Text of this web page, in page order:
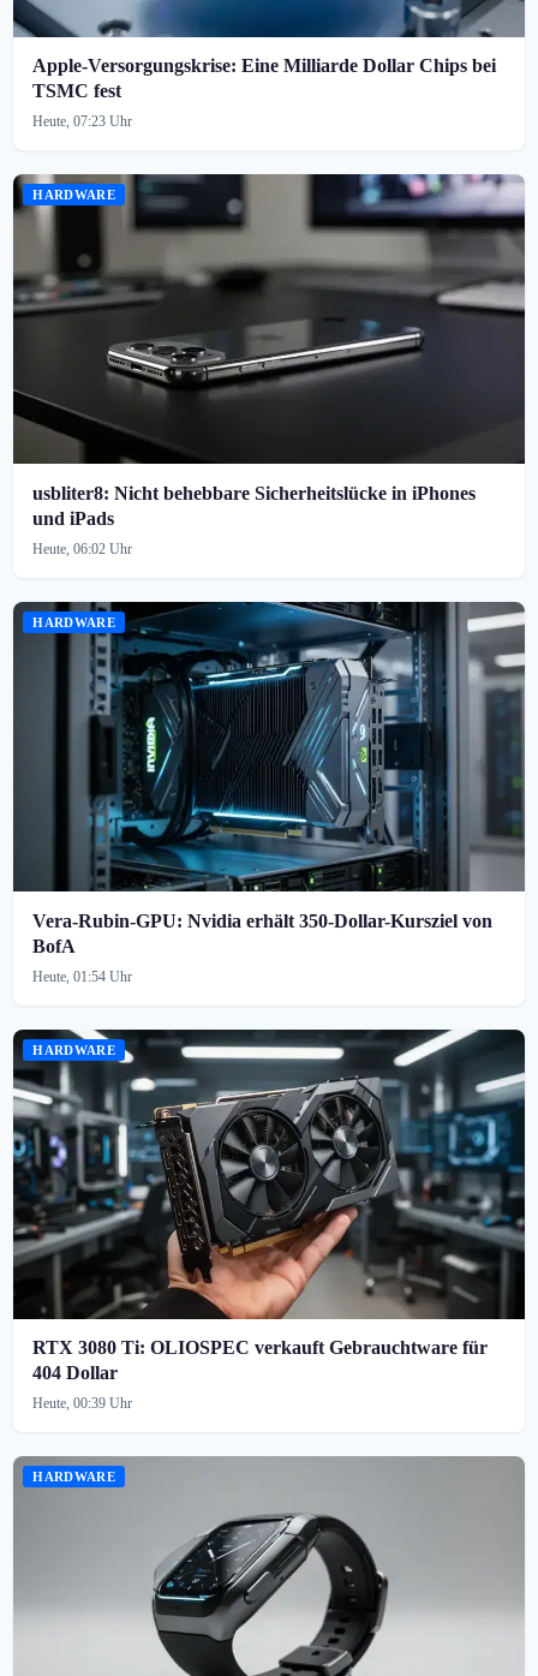
Apple-Versorgungskrise: Eine Milliarde Dollar Chips bei
TSMC fest
Heute, 07:23 Uhr
HARDWARE
usbliter8: Nicht behebbare Sicherheitslücke in iPhones
und iPads
Heute, 06:02 Uhr
HARDWARE
Vera-Rubin-GPU: Nvidia erhält 350-Dollar-Kursziel von
BofA
Heute, 01:54 Uhr
HARDWARE
RTX 3080 Ti: OLIOSPEC verkauft Gebrauchtware für
404 Dollar
Heute, 00:39 Uhr
HARDWARE